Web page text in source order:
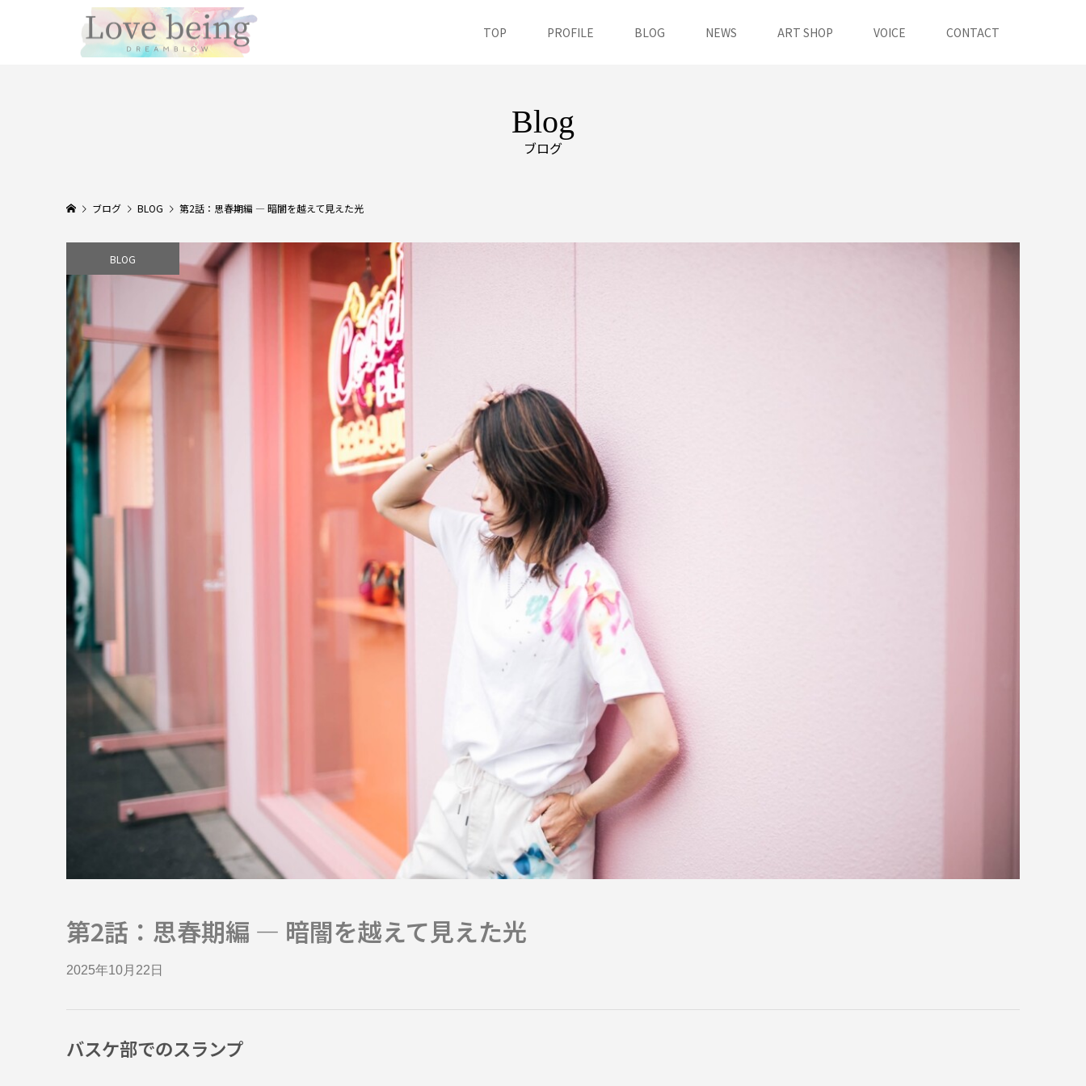
TOP PROFILE BLOG NEWS ART SHOP VOICE CONTACT
Blog
ブログ
ブログ BLOG 第2話：思春期編 ― 暗闇を越えて見えた光
BLOG
第2話：思春期編 ― 暗闇を越えて見えた光
2025年10月22日
バスケ部でのスランプ